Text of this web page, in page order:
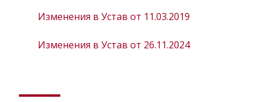
Изменения в Устав от 11.03.2019
Изменения в Устав от 26.11.2024